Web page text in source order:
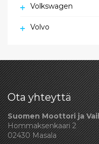
Volkswagen
Volvo
Ota yhteyttä
Suomen Moottori ja
Hommaksenkaari 2
02430 Masala